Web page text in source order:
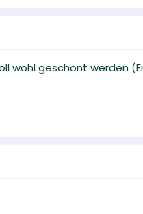
wohl geschont werden